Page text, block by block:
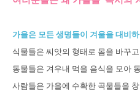
가을은 모든 생명들이 겨울을 대비
식물들은 씨앗의 형태로 몸을 바꾸고
동물들은 겨우내 먹을 음식을 모아
사람들은 가을에 수확한 곡물들을